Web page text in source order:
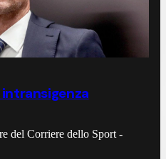
del Corriere dello Sport -